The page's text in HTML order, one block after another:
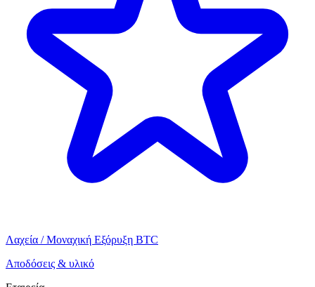
Λαχεία / Μοναχική Εξόρυξη BTC
Αποδόσεις & υλικό